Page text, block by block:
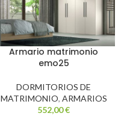
Armario matrimonio
emo25
DORMITORIOS DE
MATRIMONIO, ARMARIOS
552,00€